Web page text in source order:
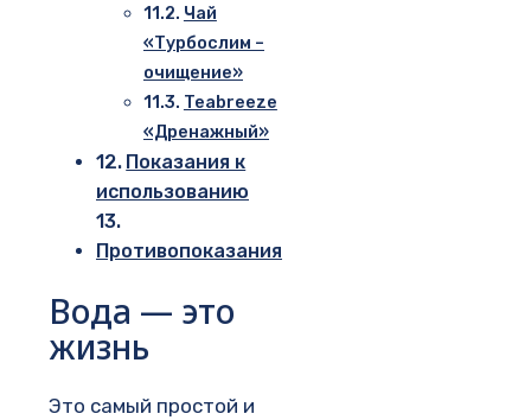
Чай
«Турбослим –
очищение»
Teabreeze
«Дренажный»
Показания к
использованию
Противопоказания
Вода — это
жизнь
Это самый простой и